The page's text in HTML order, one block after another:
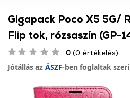
Gigapack Poco X5 5G/
Flip tok, rózsaszín (GP-
0 (0 értékelés)
Jótállás az ÁSZF-ben foglaltak